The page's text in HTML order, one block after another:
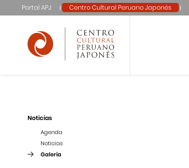
Portal APJ Centro Cultural Peruano Japonés
Noticias
Agenda
Noticias
Galería